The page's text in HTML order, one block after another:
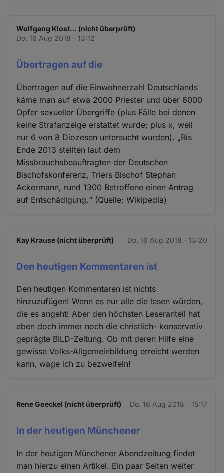
Wolfgang Klost… (nicht überprüft)
Do. 16 Aug 2018 - 13:12
Übertragen auf die
Übertragen auf die Einwohnerzahl Deutschlands
käme man auf etwa 2000 Priester und über 6000
Opfer sexueller Übergriffe (plus Fälle bei denen
keine Strafanzeige erstattet wurde; plus x, weil
nur 6 von 8 Diozesen untersucht wurden). „Bis
Ende 2013 stellten laut dem
Missbrauchsbeauftragten der Deutschen
Bischofskonferenz, Triers Bischof Stephan
Ackermann, rund 1300 Betroffene einen Antrag
auf Entschädigung.“ (Quelle: Wikipedia)
Kay Krause (nicht überprüft) Do. 16 Aug 2018 - 13:20
Den heutigen Kommentaren ist
Den heutigen Kommentaren ist nichts
hinzuzufügen! Wenn es nur alle die lesen würden,
die es angeht! Aber den höchsten Leseranteil hat
eben doch immer noch die christlich- konservativ
geprägte BILD-Zeitung. Ob mit deren Hilfe eine
gewisse Volks-Allgemeinbildung erreicht werden
kann, wage ich zu bezweifeln!
Rene Goeckel (nicht überprüft) Do. 16 Aug 2018 - 15:17
In der heutigen Münchener
In der heutigen Münchener Abendzeitung findet
man hierzu einen Artikel. Ein paar Seiten weiter